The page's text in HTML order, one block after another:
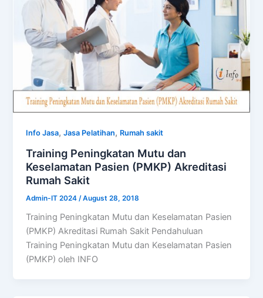
Info Jasa,Jasa Pelatihan, Rumah sakit
Training Peningkatan Mutu dan
Keselamatan Pasien (PMKP) Akreditasi
Rumah Sakit
Admin-IT 2024 /August 28, 2018
Training Peningkatan Mutu dan Keselamatan Pasien
(PMKP) Akreditasi Rumah Sakit Pendahuluan
Training Peningkatan Mutu dan Keselamatan Pasien
(PMKP) oleh INFO